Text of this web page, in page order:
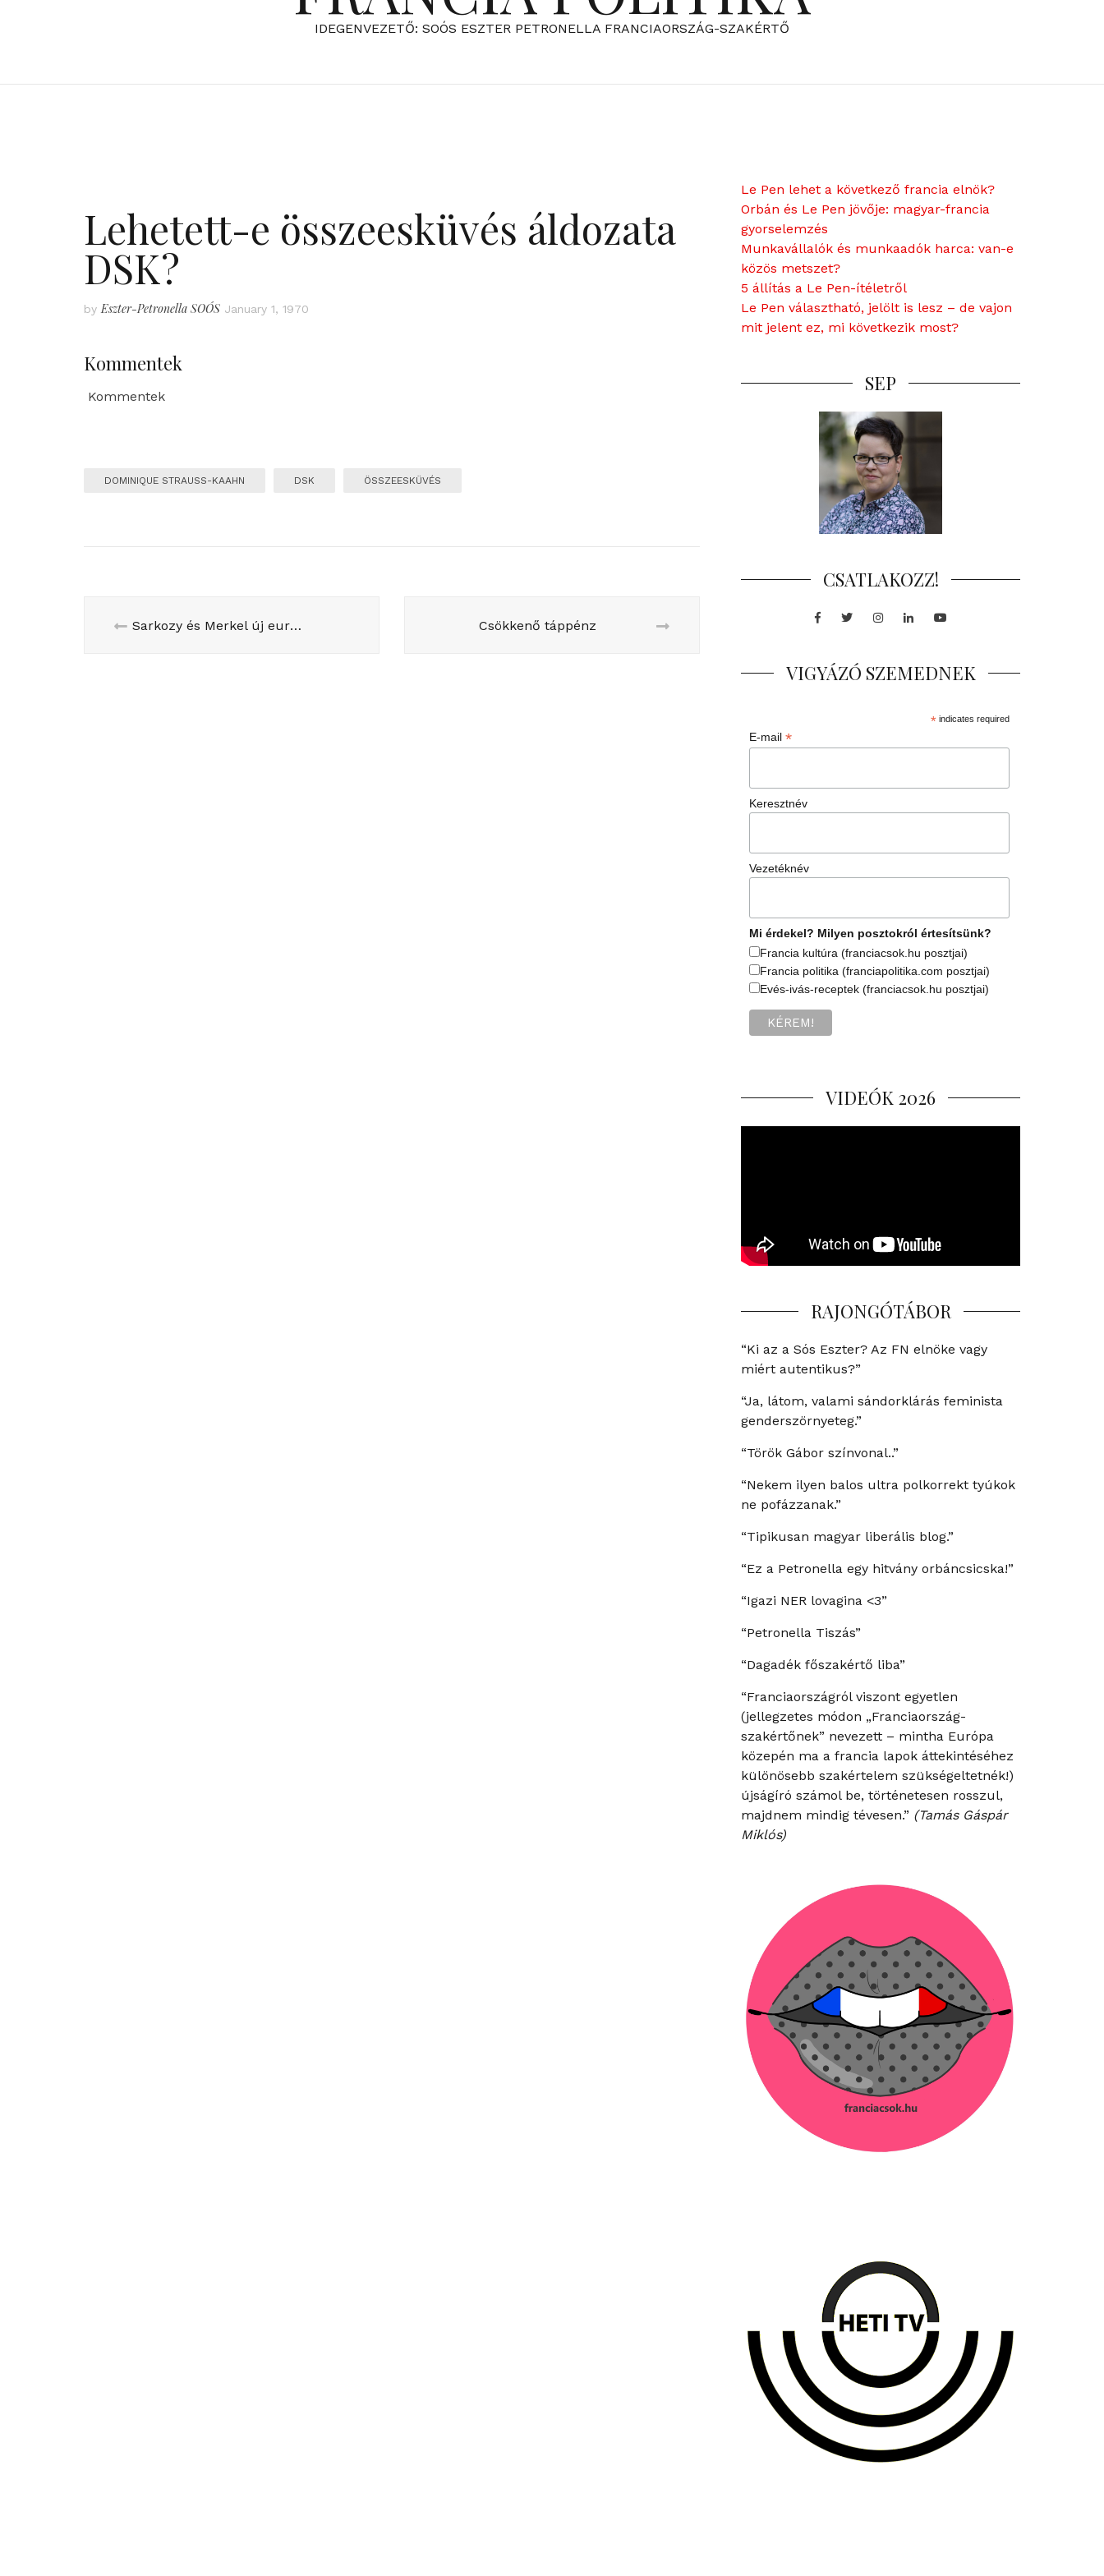
IDEGENVEZETŐ: SOÓS ESZTER PETRONELLA FRANCIAORSZÁG-SZAKÉRTŐ
Lehetett-e összeesküvés áldozata
DSK?
by Eszter-Petronella SOÓS January 1, 1970
Kommentek
Kommentek
DOMINIQUE STRAUSS-KAAHN DSK ÖSSZEESKÜVÉS
Sarkozy és Merkel új eurozónás elitklubról tárgyal Csökkenő táppénz
Le Pen lehet a következő francia elnök?
Orbán és Le Pen jövője: magyar-francia
gyorselemzés
Munkavállalók és munkaadók harca: van-e
közös metszet?
5 állítás a Le Pen-ítéletről
Le Pen választható, jelölt is lesz – de vajon
mit jelent ez, mi következik most?
SEP
CSATLAKOZZ!
Facebook
TwitterInstagram
LinkedInYoutube
VIGYÁZÓ SZEMEDNEK
*indicates required
E-mail*
Keresztnév
Vezetéknév
Mi érdekel? Milyen posztokról értesítsünk?
Francia kultúra (franciacsok.hu posztjai)
Francia politika (franciapolitika.com posztjai)
Evés-ivás-receptek (franciacsok.hu posztjai)
VIDEÓK 2026
RAJONGÓTÁBOR
“Ki az a Sós Eszter? Az FN elnöke vagy
miért autentikus?”
“Ja, látom, valami sándorklárás feminista
genderszörnyeteg.”
“Török Gábor színvonal..”
“Nekem ilyen balos ultra polkorrekt tyúkok
ne pofázzanak.”
“Tipikusan magyar liberális blog.”
“Ez a Petronella egy hitvány orbáncsicska!”
“Igazi NER lovagina <3”
“Petronella Tiszás”
“Dagadék főszakértő liba”
“Franciaországról viszont egyetlen
(jellegzetes módon „Franciaország-
szakértőnek” nevezett – mintha Európa
közepén ma a francia lapok áttekintéséhez
különösebb szakértelem szükségeltetnék!)
újságíró számol be, történetesen rosszul,
majdnem mindig tévesen.” (Tamás Gáspár
Miklós)